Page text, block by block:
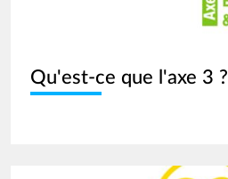
Qu'est-ce que l'axe 3 ?